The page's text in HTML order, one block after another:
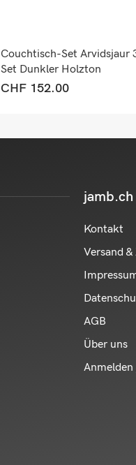
Couchtisch-Set Arvidsjaur
Set Dunkler Holzton
CHF152.00
jamb.ch
Kontakt
Versand
AGB
Über uns